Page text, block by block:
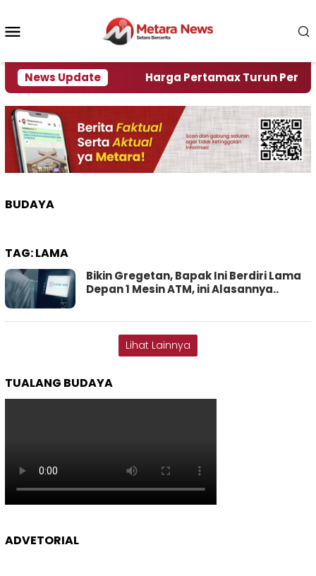
konten
News Update
Krisi Air Harga Pertamax Turun Per Hari
BUDAYA
TAG:LAMA
Bikin Gregetan, Bapak Ini Berdiri Lama
Depan 1 Mesin ATM, ini Alasannya..
Lihat Lainnya
TUALANG BUDAYA
ADVETORIAL